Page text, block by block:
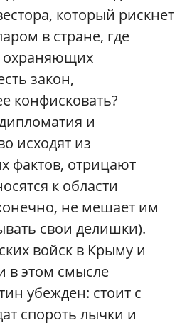
который рискнет
в стране, где
охраняющих
закон,
конфисковать?
и
исходят из
фактов, отрицают
к области
не мешает им
свои делишки).
войск в Крыму и
в этом смысле
убежден: стоит с
спороть лычки и